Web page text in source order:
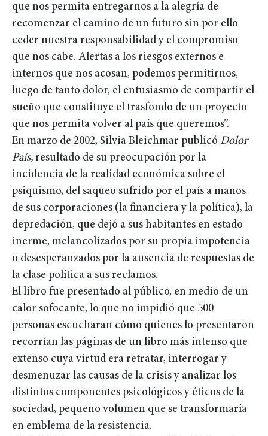
que nos permita entregarnos a la alegría de
recomenzar el camino de un futuro sin por ello
ceder nuestra responsabilidad y el compromiso
que nos cabe. Alertas a los riesgos externos e
internos que nos acosan, podemos permitirnos,
luego de tanto dolor, el entusiasmo de compartir el
sueño que constituye el trasfondo de un proyecto
que nos permita volver al país que queremos”.
En marzo de 2002, Silvia Bleichmar publicó Dolor
País, resultado de su preocupación por la
incidencia de la realidad económica sobre el
psiquismo, del saqueo sufrido por el país a manos
de sus corporaciones (la financiera y la política), la
depredación, que dejó a sus habitantes en estado
inerme, melancolizados por su propia impotencia
o desesperanzados por la ausencia de respuestas de
la clase política a sus reclamos.
El libro fue presentado al público, en medio de un
calor sofocante, lo que no impidió que 500
personas escucharan cómo quienes lo presentaron
recorrían las páginas de un libro más intenso que
extenso cuya virtud era retratar, interrogar y
desmenuzar las causas de la crisis y analizar los
distintos componentes psicológicos y éticos de la
sociedad, pequeño volumen que se transformaría
en emblema de la resistencia.